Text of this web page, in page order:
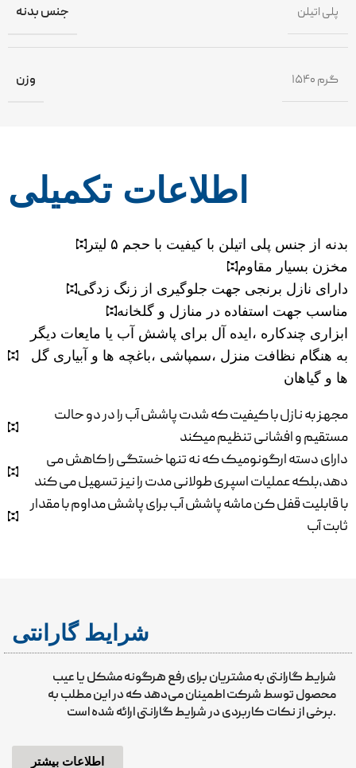
جنس بدنه پلی اتیلن
وزن ۱۵۴۰ گرم
اطلاعات تکمیلی
بدنه از جنس پلی اتیلن با کیفیت با حجم ۵ لیتر
مخزن بسیار مقاوم
دارای نازل برنجی جهت جلوگیری از زنگ زدگی
مناسب جهت استفاده در منازل و گلخانه
ابزاری چندکاره ،ایده آل برای پاشش آب یا مایعات دیگر
به هنگام نظافت منزل ،سمپاشی ،باغچه ها و آبیاری گل
ها و گیاهان
مجهز به نازل با کیفیت که شدت پاشش آب را در دو حالت
مستقیم و افشانی تنظیم میکند
دارای دسته ارگونومیک که نه تنها خستگی را کاهش می
دهد،بلکه عملیات اسپری طولانی مدت را نیز تسهیل می کند
با قابلیت قفل کن ماشه پاشش آب برای پاشش مداوم با مقدار
ثابت آب
شرایط گارانتی
شرایط گارانتی به مشتریان برای رفع هرگونه مشکل یا عیب
محصول توسط شرکت اطمینان می‌دهد که در این مطلب به
برخی از نکات کاربردی در شرایط گارانتی ارائه شده است.
اطلاعات بیشتر